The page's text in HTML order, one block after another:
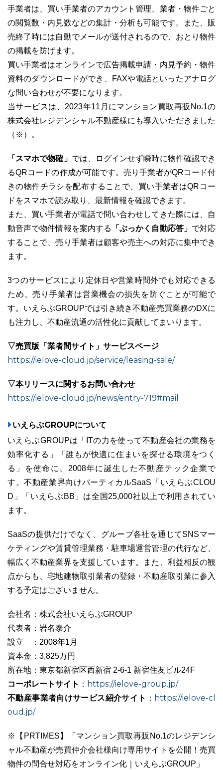
手業者は、買い手業者のアカウント管理、業者・物件ごと
の閲覧数・内見数などの集計・分析も可能です。また、販
売終了時には自動でメールが送付されるので、おとり物件
の掲載を防げます。
買い手業者はオンラインで広告掲載申請・内見予約・物件
資料のダウンロードができ、FAXや電話といったアナログ
な問い合わせが不要になります。
当サービスは、2023年11月にマンション買取再販No.1の
株式会社レジデンシャル不動産様にも導入いただきました
（※）。
「スマホで物確」 では、ログインせず瞬時に物件確認でき
るQRコードの作成が可能です。売り手業者がQRコード付
きの物件チラシを配布することで、買い手業者はQRコー
ドをスマホで読み取り、最新情報を確認できます。
また、買い手業者が電話で問い合わせしてきた際には、自
動音声で物件情報を案内する
「ぶっかく自動応答」 で対応
することで、売り手業者は顧客や売主への対応に集中でき
ます。
3つのサービスにより定休日や営業時間外でも対応できる
ため、売り手業者は営業機会の損失を防ぐことが可能で
す。いえらぶGROUPでは引き続き不動産売買業務のDXに
も注力し、不動産流通の活性化に貢献してまいります。
▽売買版「業者間サイト」サービスページ
https://ielove-cloud.jp/service/leasing-sale/
▽本リリースに関するお問い合わせ
https://ielove-cloud.jp/news/entry-719#mail
いえらぶGROUPについて
いえらぶGROUPは「ITの力を使って不動産会社の業務を
効率化する」「誰もが快適に住まいを探せる環境をつく
る」を使命に、2008年に誕生した不動産テック企業で
す。不動産業界向けバーティカルSaaS「いえらぶCLOU
D」「いえらぶBB」は全国25,000社以上で利用されてい
ます。
SaaSの提供だけでなく、グループ各社を通じてSNSマー
ケティングや賃貸管理業務・駐車場運営管理の代行など、
幅広く不動産業界を支援しています。また、利益相反の観
点からも、宅地建物取引業者の登録・不動産取引業に参入
する予定はございません。
会社名：株式会社いえらぶGROUP
代表者：岩名泰介
設立 ：2008年1月
資本金：3,825万円
所在地：東京都新宿区西新宿 2-6-1 新宿住友ビル24F
コーポレートサイト ： https://ielove-group.jp/
不動産事業者向けサービス紹介サイト
： https://ielove-cl
oud.jp/
※【PRTIMES】「マンション買取再販No.1のレジデンシ
ャル不動産が売買仲介会社様向け専用サイトを公開！売買
物件の問合せ対応をオンライン化｜いえらぶGROUP」